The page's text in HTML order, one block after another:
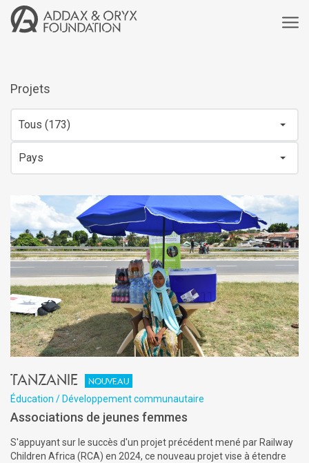
Projets
Tous (173)
Pays
Tanzanie Nouveau
Éducation / Développement communautaire
Associations de jeunes femmes
S'appuyant sur le succès d'un projet précédent mené par Railway
Children Africa (RCA) en 2024, ce nouveau projet vise à étendre